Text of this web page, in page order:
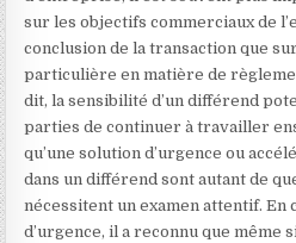
sur les objectifs commerciaux de
conclusion de la transaction que
particulière en matière de
dit, la sensibilité d’un différend
parties de continuer à travailler
qu’une solution d’urgence ou
dans un différend sont autant de
nécessitent un examen attentif. En
d’urgence, il a reconnu que même